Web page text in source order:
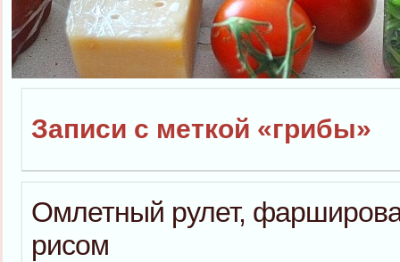
Записи с меткой «грибы»
Омлетный рулет,
рисом